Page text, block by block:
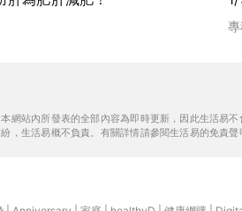
網站內所發表的全部內容為即時更新，因此生活易
，生活易概不負責。有關詳情請參閱生活易的免責聲